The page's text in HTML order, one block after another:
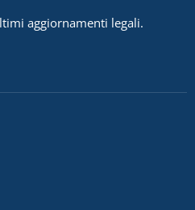
aggiornamenti legali.